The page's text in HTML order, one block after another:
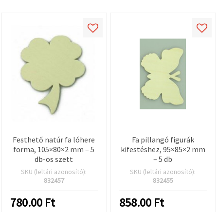
Festhető natúr fa lóhere
forma, 105×80×2 mm – 5
db-os szett
SKU (leltári azonosító):
832457
780.00 Ft
Fa pillangó figurák
kifestéshez, 95×85×2 mm
– 5 db
SKU (leltári azonosító):
832455
858.00 Ft